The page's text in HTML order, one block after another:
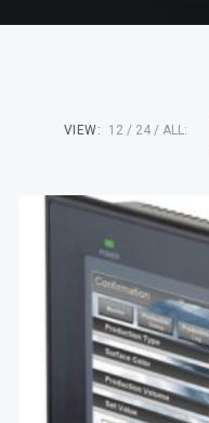
VIEW: 12 24 ALL: